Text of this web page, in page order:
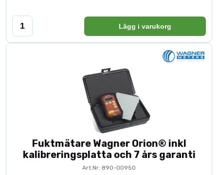
Lägg i varukorg
Fuktmätare Wagner Orion® inkl
kalibreringsplatta och 7 års garanti
Art.Nr: 890-00950